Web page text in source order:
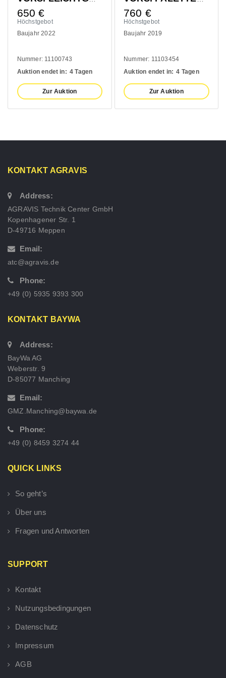
760
Höchstgebot
Baujahr 2019
Nummer: 11103454
Auktion endet in: 4 Tagen
Zur Auktion
410
Höchstgebot
Baujahr 2020
Nummer: 10993139
Auktion endet in: 4 Tagen
Zur Auktion
KONTAKT AGRAVIS
Address:
AGRAVIS Technik Center GmbH
Kopenhagener Str. 1
D-49716 Meppen
Email:
atc@agravis.de
Phone:
+49 (0) 5935 9393 300
KONTAKT BAYWA
Address:
BayWa AG
Weberstr. 9
D-85077 Manching
Email:
GMZ.Manching@baywa.de
Phone:
+49 (0) 8459 3274 44
QUICK LINKS
So geht’s
Über uns
Fragen und Antworten
SUPPORT
Kontakt
Nutzungsbedingungen
Datenschutz
Impressum
AGB